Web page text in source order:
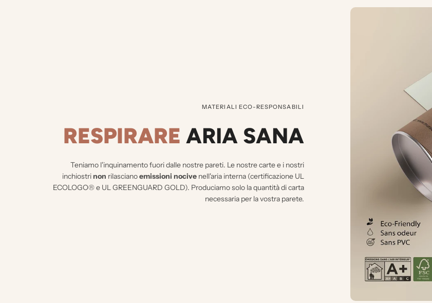
MATERIALI ECO-RESPONSABILI
RESPIRARE ARIA SANA
Teniamo l'inquinamento fuori dalle nostre pareti. Le nostre carte e i nostri
inchiostrinon rilascianoemissioni nocive nell'aria interna (certificazione UL
ECOLOGO® e UL GREENGUARD GOLD). Produciamo solo la quantità di carta
necessaria per la vostra parete.